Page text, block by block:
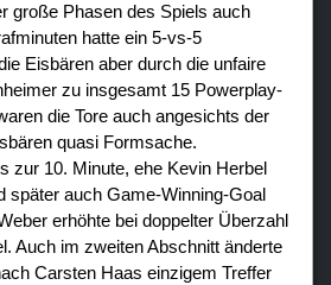
große Phasen des Spiels auch
hatte ein 5-vs-5
Eisbären aber durch die unfaire
zu insgesamt 15 Powerplay-
die Tore auch angesichts der
quasi Formsache.
zur 10. Minute, ehe Kevin Herbel
später auch Game-Winning-Goal
erhöhte bei doppelter Überzahl
Auch im zweiten Abschnitt änderte
Carsten Haas einzigem Treffer